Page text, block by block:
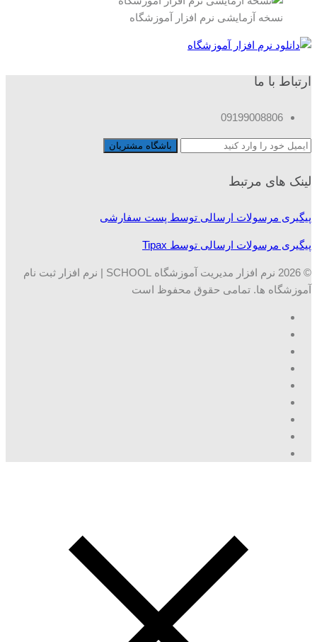
نسخه آزمایشی نرم افزار آموزشگاه
ارتباط با ما
09199008806
لینک های مرتبط
پیگیری مرسولات ارسالی توسط پست سفارشی
پیگیری مرسولات ارسالی توسط Tipax
© 2026 نرم افزار مدیریت آموزشگاه SCHOOL | نرم افزار ثبت نام
آموزشگاه ها. تمامی حقوق محفوظ است